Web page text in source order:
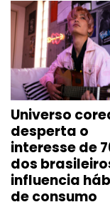
Universo
desperta o
interesse de
dos
influencia
de consumo